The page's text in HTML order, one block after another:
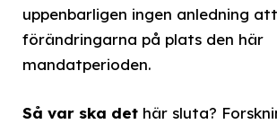
uppenbarligen ingen anledning
förändringarna på plats den här
mandatperioden.
Så var ska det här sluta?